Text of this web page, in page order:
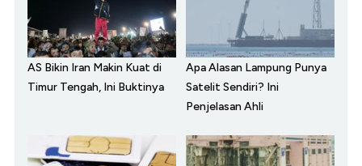
AS Bikin Iran Makin Kuat di
Timur Tengah, Ini Buktinya
Apa Alasan Lampung Punya
Satelit Sendiri? Ini
Penjelasan Ahli